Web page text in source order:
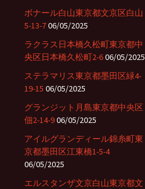
ボナール白山東京都文京区白山
5-13-706/05/2025
ラクラス日本橋久松町東京都中
央区日本橋久松町2-606/05/2025
ステラマリス東京都墨田区緑4-
19-15 06/05/2025
グランジット月島東京都中央区
佃2-14-906/05/2025
アイルグランディール錦糸町東
京都墨田区江東橋1-5-4
06/05/2025
エルスタンザ文京白山東京都文